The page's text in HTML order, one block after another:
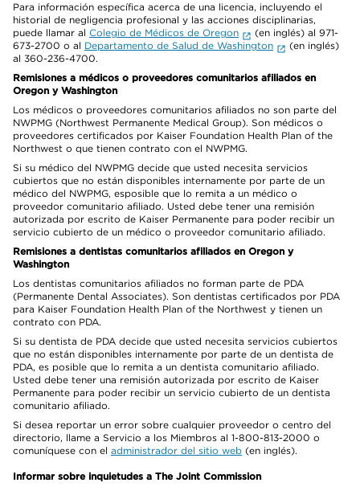
Para información específica acerca de una licencia, incluyendo el
historial de negligencia profesional y las acciones disciplinarias,
puede llamar al Colegio de Médicos de Oregon
(en inglés) al 971-
673-2700 o al Departamento de Salud de Washington
(en inglés)
al 360-236-4700.
Remisiones a médicos o proveedores comunitarios afiliados en
Oregon y Washington
Los médicos o proveedores comunitarios afiliados no son parte del
NWPMG (Northwest Permanente Medical Group). Son médicos o
proveedores certificados por Kaiser Foundation Health Plan of the
Northwest o que tienen contrato con el NWPMG.
Si su médico del NWPMG decide que usted necesita servicios
cubiertos que no están disponibles internamente por parte de un
médico del NWPMG, esposible que lo remita a un médico o
proveedor comunitario afiliado. Usted debe tener una remisión
autorizada por escrito de Kaiser Permanente para poder recibir un
servicio cubierto de un médico o proveedor comunitario afiliado.
Remisiones a dentistas comunitarios afiliados en Oregon y
Washington
Los dentistas comunitarios afiliados no forman parte de PDA
(Permanente Dental Associates). Son dentistas certificados por PDA
para Kaiser Foundation Health Plan of the Northwest y tienen un
contrato con PDA.
Si su dentista de PDA decide que usted necesita servicios cubiertos
que no están disponibles internamente por parte de un dentista de
PDA, es posible que lo remita a un dentista comunitario afiliado.
Usted debe tener una remisión autorizada por escrito de Kaiser
Permanente para poder recibir un servicio cubierto de un dentista
comunitario afiliado.
Si desea reportar un error sobre cualquier proveedor o centro del
directorio, llame a Servicio a los Miembros al 1-800-813-2000 o
comuníquese con el administrador del sitio web (en inglés).
Informar sobre inquietudes a The Joint Commission